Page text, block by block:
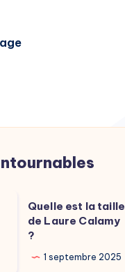
Quelle est la taille
de Laure Calamy
?
1 septembre 2025